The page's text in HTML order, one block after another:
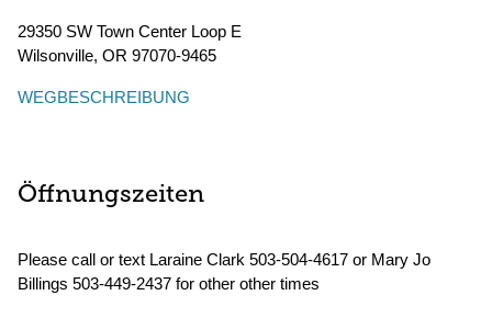
29350 SW Town Center Loop E
Wilsonville, OR 97070-9465
WEGBESCHREIBUNG
Öffnungszeiten
Please call or text Laraine Clark 503-504-4617 or Mary Jo
Billings 503-449-2437 for other other times